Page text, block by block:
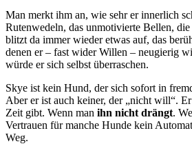
Man merkt ihm an, wie sehr er innerlich
Rutenwedeln, das unmotivierte Bellen,
blitzt da immer wieder etwas auf, das
denen er – fast wider Willen – neugierig
würde er sich selbst überraschen.
Skye ist kein Hund, der sich sofort in
Aber er ist auch keiner, der „nicht will“. Er
Zeit gibt. Wenn man ihn nicht drängt.
Vertrauen für manche Hunde kein
Weg.